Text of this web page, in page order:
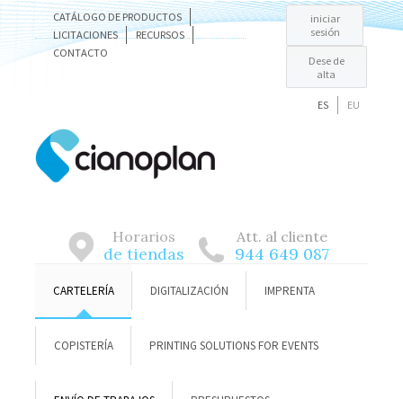
CATÁLOGO DE PRODUCTOS
LICITACIONES
RECURSOS
CONTACTO
iniciar
sesión
Dese de
alta
ES EU
Horarios
de tiendas
Att. al cliente
944 649 087
CARTELERÍA DIGITALIZACIÓN IMPRENTA
COPISTERÍA PRINTING SOLUTIONS FOR EVENTS